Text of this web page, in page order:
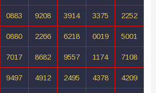
0883 9208 3914 3375 2252
0880 2266 6218 0019 5001
7017 8682 9557 1174 7108
9497 4912 2495 4378 4209